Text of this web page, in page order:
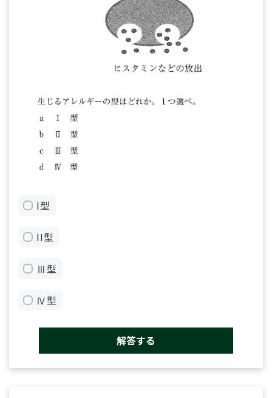
I型
II型
Ⅲ型
Ⅳ型
解答する